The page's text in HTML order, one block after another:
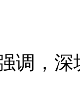
，深